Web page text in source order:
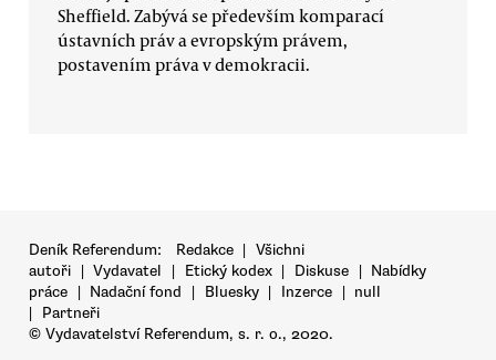
Sheffield. Zabývá se především komparací
ústavních práv a evropským právem,
postavením práva v demokracii.
Deník Referendum: Redakce | Všichni
autoři | Vydavatel | Etický kodex | Diskuse | Nabídky
práce | Nadační fond | Bluesky | Inzerce | null
|
Partneři
© Vydavatelství Referendum, s. r. o., 2020.